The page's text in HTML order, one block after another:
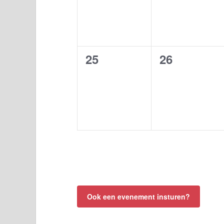
0
25
0
26
Ook een evenement insturen?